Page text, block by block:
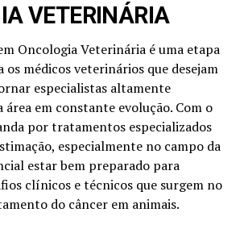
VETERINÁRIA
Oncologia Veterinária é uma etapa
médicos veterinários que desejam
especialistas altamente
área em constante evolução. Com o
por tratamentos especializados
especialmente no campo da
estar bem preparado para
clínicos e técnicos que surgem no
do câncer em animais.